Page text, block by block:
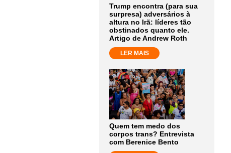
Trump encontra (para sua
surpresa) adversários à
altura no Irã: líderes tão
obstinados quanto ele.
Artigo de Andrew Roth
LER MAIS
Quem tem medo dos
corpos trans? Entrevista
com Berenice Bento